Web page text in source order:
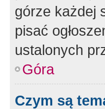
górze każdej
pisać
ustalonych
Góra
Czym są